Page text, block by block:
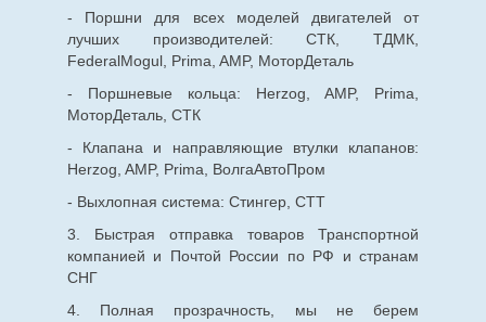
- Поршни для всех моделей двигателей от
лучших производителей: СТК, ТДМК,
FederalMogul, Prima, AMP, МоторДеталь
- Поршневые кольца: Herzog, AMP, Prima,
МоторДеталь, СТК
- Клапана и направляющие втулки клапанов:
Herzog, AMP, Prima, ВолгаАвтоПром
- Выхлопная система: Стингер, СТТ
3. Быстрая отправка товаров Транспортной
компанией и Почтой России по РФ и странам
СНГ
4. Полная прозрачность, мы не берем